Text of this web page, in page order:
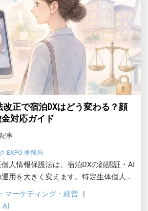
正で宿泊DXはどう変わる？顔
対応ガイド
記事
EXPO 事務局
人情報保護法は、宿泊DXの顔認証・AI
用を大きく変えます。特定生体個人情
作成等特例、課徴金制度、越境移転規
館が備えるべきデータガバナンスの実
マーケティング・経営
AI